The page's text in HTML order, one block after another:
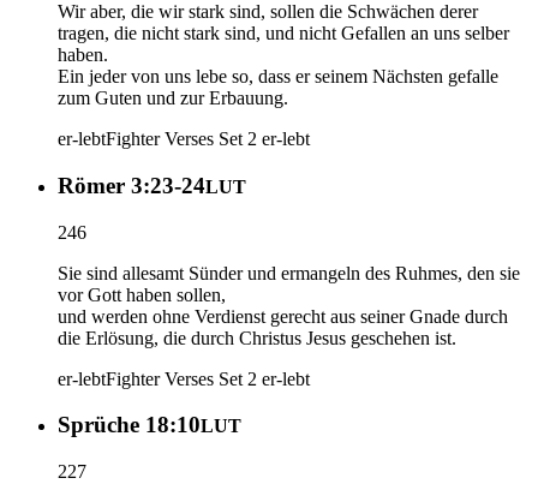
Wir aber, die wir stark sind, sollen die Schwächen derer
tragen, die nicht stark sind, und nicht Gefallen an uns selber
haben.
Ein jeder von uns lebe so, dass er seinem Nächsten gefalle
zum Guten und zur Erbauung.
er-lebtFighter Verses Set 2 er-lebt
Römer 3:23-24LUT
246
Sie sind allesamt Sünder und ermangeln des Ruhmes, den sie
vor Gott haben sollen,
und werden ohne Verdienst gerecht aus seiner Gnade durch
die Erlösung, die durch Christus Jesus geschehen ist.
er-lebtFighter Verses Set 2 er-lebt
Sprüche 18:10LUT
227